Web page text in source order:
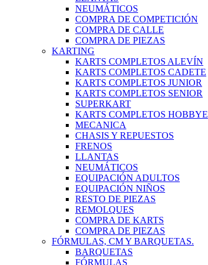
NEUMÁTICOS
COMPRA DE COMPETICIÓN
COMPRA DE CALLE
COMPRA DE PIEZAS
KARTING
KARTS COMPLETOS ALEVÍN
KARTS COMPLETOS CADETE
KARTS COMPLETOS JUNIOR
KARTS COMPLETOS SENIOR
SUPERKART
KARTS COMPLETOS HOBBYE
MECANICA
CHASIS Y REPUESTOS
FRENOS
LLANTAS
NEUMÁTICOS
EQUIPACIÓN ADULTOS
EQUIPACIÓN NIÑOS
RESTO DE PIEZAS
REMOLQUES
COMPRA DE KARTS
COMPRA DE PIEZAS
FÓRMULAS, CM Y BARQUETAS.
BARQUETAS
FÓRMULAS